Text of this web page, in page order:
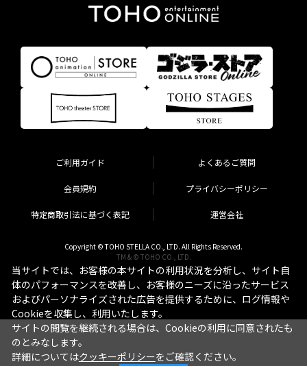
ご利用ガイド よくあるご質問
会員規約 プライバシーポリシー
特定商取引法に基づく表記 運営会社
Copyright © TOHO STELLA CO., LTD. All Rights Reserved.
TM & © TOHO CO., LTD.
当サイトでは、お客様の本サイトの利用状況を分析し、サイト自
体のパフォーマンスを改善し、お客様のニーズに沿ったサービス
およびパーソナライズされた広告を提供するために、ログ情報や
Cookieを収集し、利用いたします。
サイトの閲覧を継続される場合は、Cookieの利用に同意されたも
のとみなします。
詳細についてはクッキーポリシーをご確認ください。